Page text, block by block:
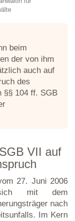
beim
der von ihm
auch auf
des
§§ 104 ff. SGB
VII auf
27. Juni 2006
mit dem
nach
Im Kern